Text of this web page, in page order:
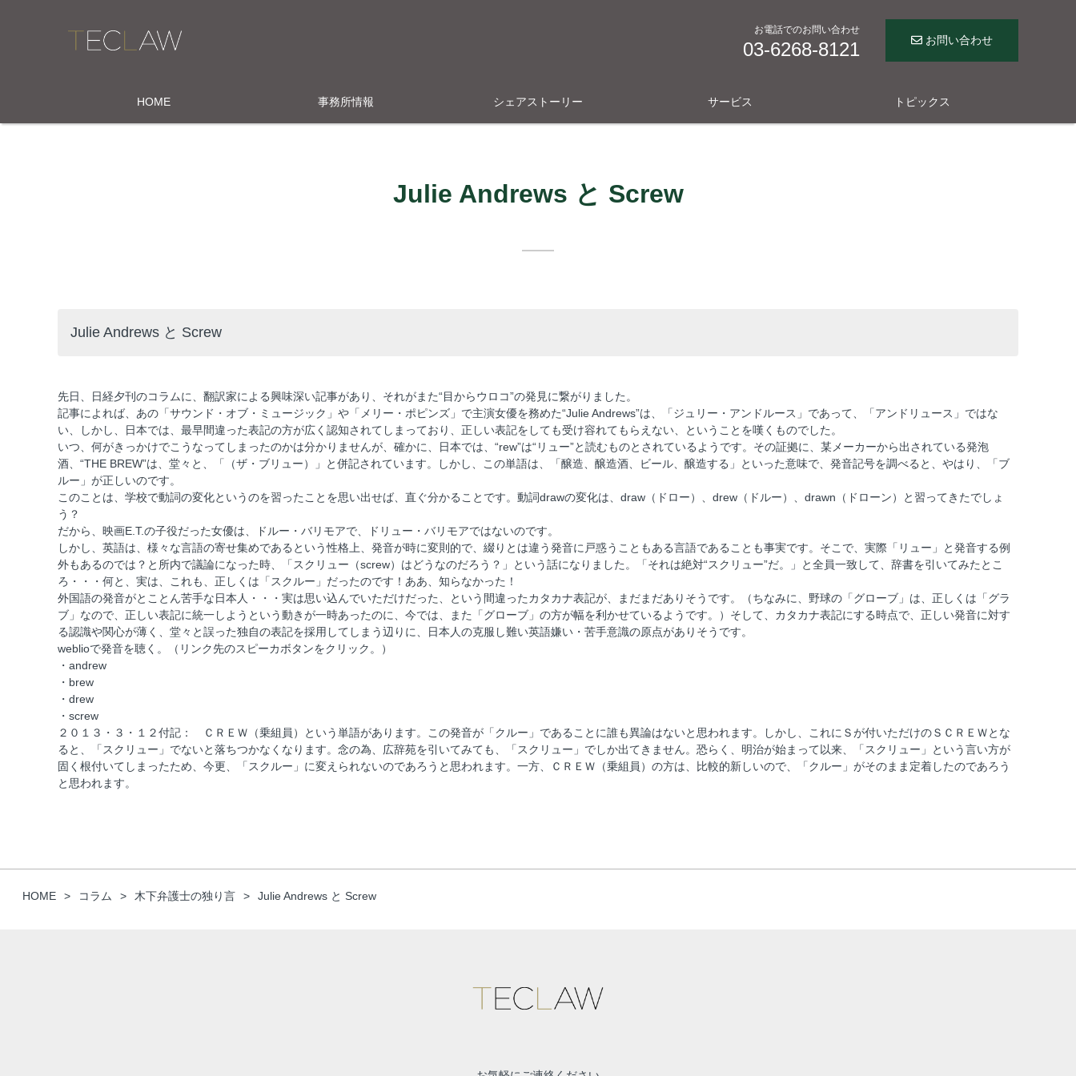
お電話でのお問い合わせ
03-6268-8121 お問い合わせ
HOME 事務所情報 シェアストーリー サービス トピックス
Julie Andrews と Screw
Julie Andrews と Screw
先日、日経夕刊のコラムに、翻訳家による興味深い記事があり、それがまた“目からウロコ”の発見に繋がりました。
記事によれば、あの「サウンド・オブ・ミュージック」や「メリー・ポピンズ」で主演女優を務めた“Julie Andrews”は、「ジュリー・アンドルース」であって、「アンドリュース」ではな
い、しかし、日本では、最早間違った表記の方が広く認知されてしまっており、正しい表記をしても受け容れてもらえない、ということを嘆くものでした。
いつ、何がきっかけでこうなってしまったのかは分かりませんが、確かに、日本では、“rew”は“リュー”と読むものとされているようです。その証拠に、某メーカーから出されている発泡
酒、“THE BREW”は、堂々と、「（ザ・ブリュー）」と併記されています。しかし、この単語は、「醸造、醸造酒、ビール、醸造する」といった意味で、発音記号を調べると、やはり、「ブ
ルー」が正しいのです。
このことは、学校で動詞の変化というのを習ったことを思い出せば、直ぐ分かることです。動詞drawの変化は、draw（ドロー）、drew（ドルー）、drawn（ドローン）と習ってきたでしょ
う？
だから、映画E.T.の子役だった女優は、ドルー・バリモアで、ドリュー・バリモアではないのです。
しかし、英語は、様々な言語の寄せ集めであるという性格上、発音が時に変則的で、綴りとは違う発音に戸惑うこともある言語であることも事実です。そこで、実際「リュー」と発音する例
外もあるのでは？と所内で議論になった時、「スクリュー（screw）はどうなのだろう？」という話になりました。「それは絶対“スクリュー”だ。」と全員一致して、辞書を引いてみたとこ
ろ・・・何と、実は、これも、正しくは「スクルー」だったのです！ああ、知らなかった！
外国語の発音がとことん苦手な日本人・・・実は思い込んでいただけだった、という間違ったカタカナ表記が、まだまだありそうです。（ちなみに、野球の「グローブ」は、正しくは「グラ
ブ」なので、正しい表記に統一しようという動きが一時あったのに、今では、また「グローブ」の方が幅を利かせているようです。）そして、カタカナ表記にする時点で、正しい発音に対す
る認識や関心が薄く、堂々と誤った独自の表記を採用してしまう辺りに、日本人の克服し難い英語嫌い・苦手意識の原点がありそうです。
weblioで発音を聴く。（リンク先のスピーカボタンをクリック。）
・ andrew
・ brew
・ drew
・ screw
２０１３・３・１２付記： ＣＲＥＷ（乗組員）という単語があります。この発音が「クルー」であることに誰も異論はないと思われます。しかし、これにＳが付いただけのＳＣＲＥＷとな
ると、「スクリュー」でないと落ちつかなくなります。念の為、広辞苑を引いてみても、「スクリュー」でしか出てきません。恐らく、明治が始まって以来、「スクリュー」という言い方が
固く根付いてしまったため、今更、「スクルー」に変えられないのであろうと思われます。一方、ＣＲＥＷ（乗組員）の方は、比較的新しいので、「クルー」がそのまま定着したのであろう
と思われます。
HOME コラム 木下弁護士の独り言 Julie Andrews と Screw